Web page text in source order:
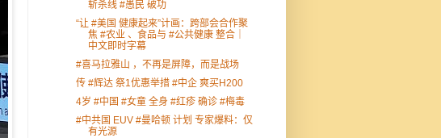
斩杀线 #愚民 破功
“让 #美国 健康起来”计画：跨部会合作聚
焦 #农业 、食品与 #公共健康 整合｜
中文即时字幕
#喜马拉雅山 ，不再是屏障，而是战场
传 #辉达 祭1优惠举措 #中企 爽买H200
4岁 #中国 #女童 全身 #红疹 确诊 #梅毒
#中共国 EUV #曼哈顿 计划 专家爆料：仅
有光源